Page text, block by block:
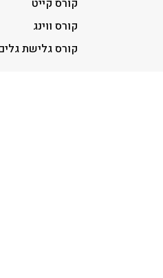
קורס קייט
קורס ווינג
קורס גלישת